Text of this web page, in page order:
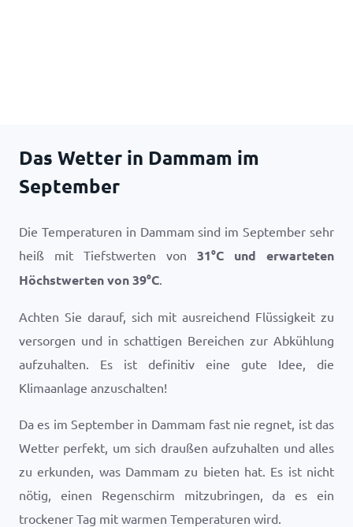
Das Wetter in Dammam im
September
Die Temperaturen in Dammam sind im September sehr
heiß mit Tiefstwerten von 31°C und erwarteten
Höchstwerten von39°C.
Achten Sie darauf, sich mit ausreichend Flüssigkeit zu
versorgen und in schattigen Bereichen zur Abkühlung
aufzuhalten. Es ist definitiv eine gute Idee, die
Klimaanlage anzuschalten!
Da es im September in Dammam fast nie regnet, ist das
Wetter perfekt, um sich draußen aufzuhalten und alles
zu erkunden, was Dammam zu bieten hat. Es ist nicht
nötig, einen Regenschirm mitzubringen, da es ein
trockener Tag mit warmen Temperaturen wird.